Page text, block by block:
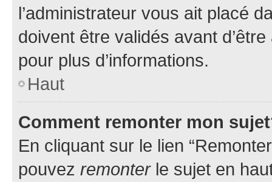
l’administrateur vous ait placé
doivent être validés avant
pour plus d’informations.
Haut
Comment remonter mon
En cliquant sur le lien
pouvez remonterle sujet en